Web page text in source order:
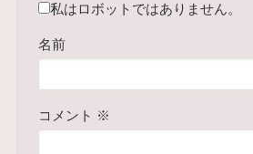
コメント ※
名前
私はロボットではありません。